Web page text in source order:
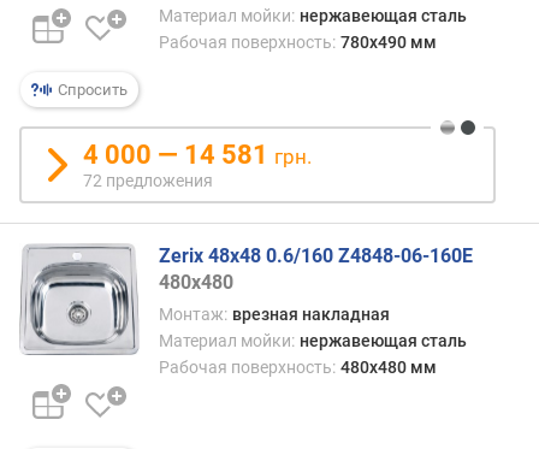
в
ы
п
о
о
т
з
ы
в
м
о
д
Спросить
Материал мойки: нержавеющая сталь
Рабочая поверхность: 780x490 мм
4 000 — 14 581 грн.
72 предложения
Zerix 48x48 0.6/160 Z4848-06-160E
480x480
Монтаж: врезная накладная
Материал мойки: нержавеющая сталь
Рабочая поверхность: 480x480 мм